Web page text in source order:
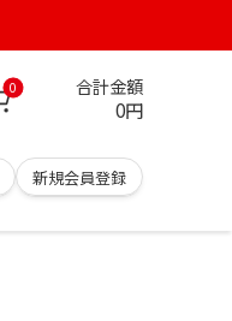
0 合計金額
0円
新規会員登録